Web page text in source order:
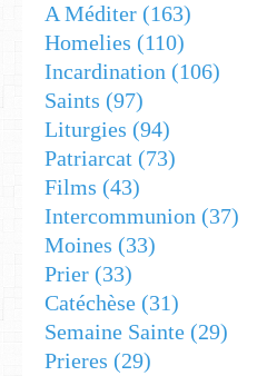
A Méditer (163)
Homelies (110)
Incardination (106)
Saints (97)
Liturgies (94)
Patriarcat (73)
Films (43)
Intercommunion (37)
Moines (33)
Prier (33)
Catéchèse (31)
Semaine Sainte (29)
Prieres (29)